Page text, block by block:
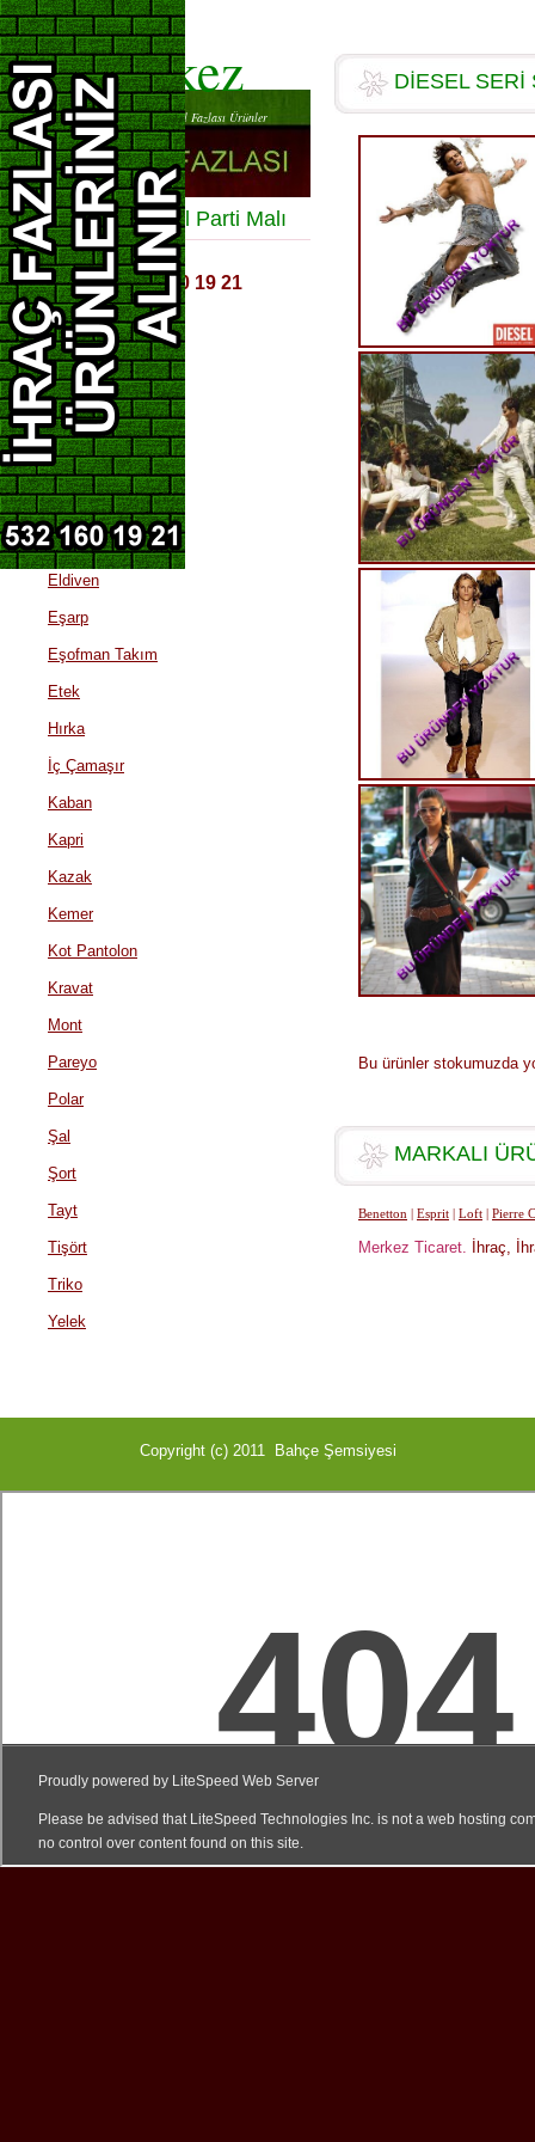
DİESEL SERİ
Bu ürünler stokumuzda
MARKALI
Benetton Esprit Loft Pierre
Merkez Ticaret. İhraç,
merkez
İhracat Seri Sonu Tekstil Fazlası Ürünler
Toptan Tekstil Parti Malı
GSM : 532 160 19 21
Abiye Giysiler
Atkı
Atlet
Bere
Bluz
Çocuk Giysileri
Çorap
Eldiven
Eşarp
Eşofman Takım
Etek
Hırka
İç Çamaşır
Kaban
Kapri
Kazak
Kemer
Kot Pantolon
Kravat
Mont
Pareyo
Polar
Şal
Şort
Tayt
Tişört
Triko
Yelek
Copyright (c) 2011 Bahçe Şemsiyesi